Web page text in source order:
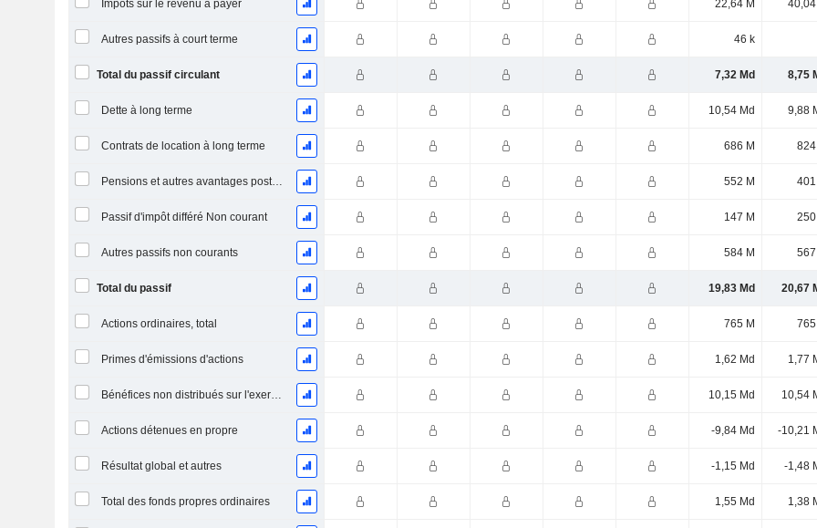
Impôts sur le revenu à payer 22,64 M 40,04
Autres passifs à court terme 46 k
Total du passif circulant 7,32 Md 8,75
Dette à long terme 10,54 Md 9,88
Contrats de location à long terme 686 M 824
Pensions et autres avantages postérieurs à l'emploi 552 M 401
Passif d'impôt différé Non courant 147 M 250
Autres passifs non courants 584 M 567
Total du passif 19,83 Md 20,67
Actions ordinaires, total 765 M 765
Primes d'émissions d'actions 1,62 Md 1,77
Bénéfices non distribués sur l'exercice 10,15 Md 10,54
Actions détenues en propre -9,84 Md -10,21
Résultat global et autres -1,15 Md -1,48
Total des fonds propres ordinaires 1,55 Md 1,38